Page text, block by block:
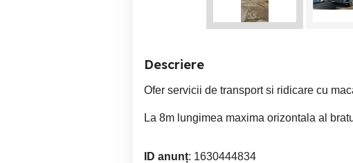
Descriere
Ofer servicii de transport si ridicare cu
La 8m lungimea maxima orizontala al
ID anunț: 1630444834